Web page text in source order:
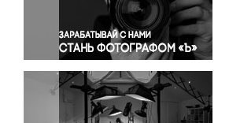
Правосудие
Происшествия и конфликты
Религия
Светская жизнь
Спорт
Экология